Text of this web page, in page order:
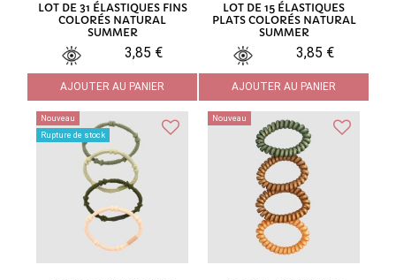
LOT DE 31 ÉLASTIQUES FINS
COLORÉS NATURAL
SUMMER
3,85 €
AJOUTER AU PANIER
LOT DE 15 ÉLASTIQUES
PLATS COLORÉS NATURAL
SUMMER
3,85 €
AJOUTER AU PANIER
Nouveau
Rupture de stock
Nouveau